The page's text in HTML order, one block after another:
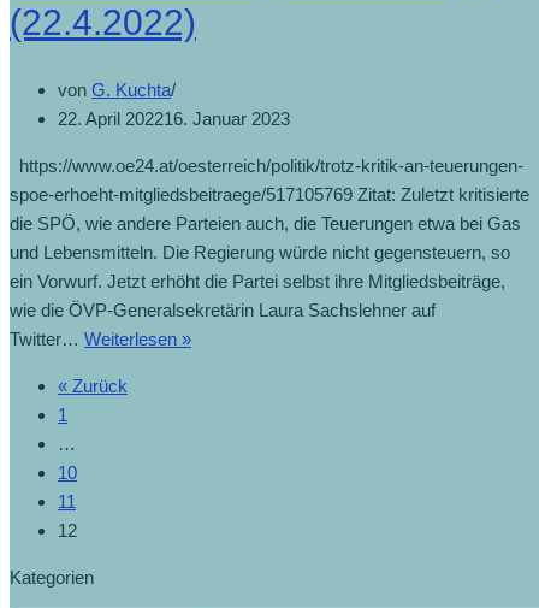
(22.4.2022)
von G. Kuchta
22. April 202216. Januar 2023
https://www.oe24.at/oesterreich/politik/trotz-kritik-an-teuerungen-
spoe-erhoeht-mitgliedsbeitraege/517105769 Zitat: Zuletzt kritisierte
die SPÖ, wie andere Parteien auch, die Teuerungen etwa bei Gas
und Lebensmitteln. Die Regierung würde nicht gegensteuern, so
ein Vorwurf. Jetzt erhöht die Partei selbst ihre Mitgliedsbeiträge,
wie die ÖVP-Generalsekretärin Laura Sachslehner auf
Twitter… Weiterlesen »
« Zurück
1
…
10
11
12
Kategorien